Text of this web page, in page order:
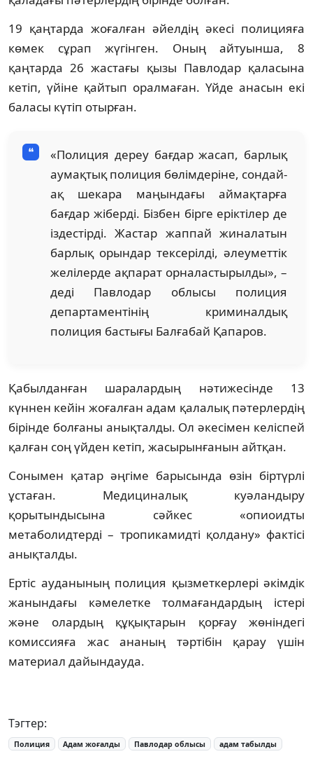
19 қаңтарда жоғалған әйелдің әкесі полицияға
көмек сұрап жүгінген. Оның айтуынша, 8
қаңтарда 26 жастағы қызы Павлодар қаласына
кетіп, үйіне қайтып оралмаған. Үйде анасын екі
баласы күтіп отырған.
«Полиция дереу бағдар жасап, барлық
аумақтық полиция бөлімдеріне, сондай-
ақ шекара маңындағы аймақтарға
бағдар жіберді. Бізбен бірге еріктілер де
іздестірді. Жастар жаппай жиналатын
барлық орындар тексерілді, әлеуметтік
желілерде ақпарат орналастырылды», –
деді Павлодар облысы полиция
департаментінің криминалдық
полиция бастығы Балғабай Қапаров.
Қабылданған шаралардың нәтижесінде 13
күннен кейін жоғалған адам қалалық пәтерлердің
бірінде болғаны анықталды. Ол әкесімен келіспей
қалған соң үйден кетіп, жасырынғанын айтқан.
Сонымен қатар әңгіме барысында өзін біртүрлі
ұстаған. Медициналық куәландыру
қорытындысына сәйкес «опиоидты
метаболидтерді – тропикамидті қолдану» фактісі
анықталды.
Ертіс ауданының полиция қызметкерлері әкімдік
жанындағы кәмелетке толмағандардың істері
және олардың құқықтарын қорғау жөніндегі
комиссияға жас ананың тәртібін қарау үшін
материал дайындауда.
Тэгтер:
Полиция Адам жоғалды Павлодар облысы адам табылды